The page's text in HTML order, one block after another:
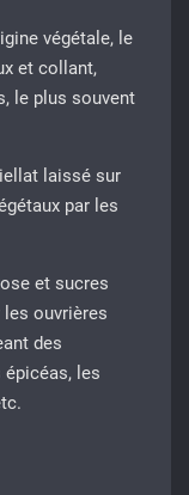
végétale, le
et collant,
le plus souvent
laissé sur
par les
et sucres
ouvrières
des
les